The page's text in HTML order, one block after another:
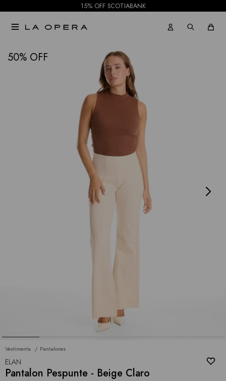
15% OFF SCOTIABANK

50
Vestimenta Pantalones
ELAN
Pantalon Pespunte - Beige Claro
NOTIFICARME